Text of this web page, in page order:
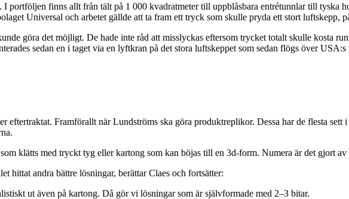
I portföljen finns allt från tält på 1 000 kvadratmeter till uppblåsbara entrétunnlar till tyska
Universal och arbetet gällde att ta fram ett tryck som skulle pryda ett stort luftskepp,
göra det möjligt. De hade inte råd att misslyckas eftersom trycket totalt skulle kosta
sedan en i taget via en lyftkran på det stora luftskeppet som sedan flögs över
eftertraktat. Framförallt när Lundströms ska göra produktreplikor. Dessa har de flesta
klätts med tryckt tyg eller kartong som kan böjas till en 3d-form. Numera är det gjort
andra bättre lösningar, berättar Claes och fortsätter:
ut även på kartong. Då gör vi lösningar som är självformade med 2–3 bitar.